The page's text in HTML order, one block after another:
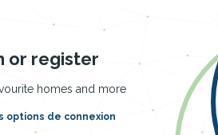
or register
homes and more
options de connexion